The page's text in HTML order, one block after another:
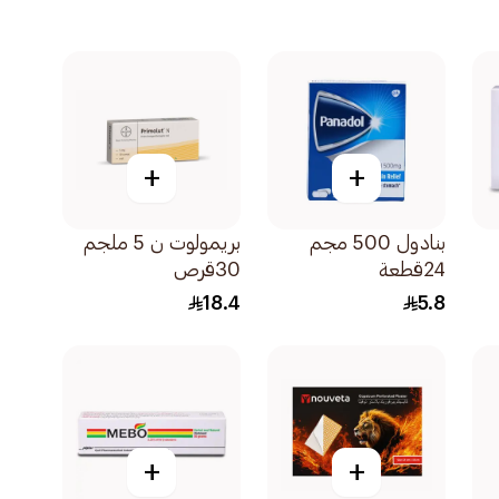
+
بنادول 500 مجم
24قطعة
5.8
+
بريمولوت ن 5 ملجم
30قرص
18.4
+
+